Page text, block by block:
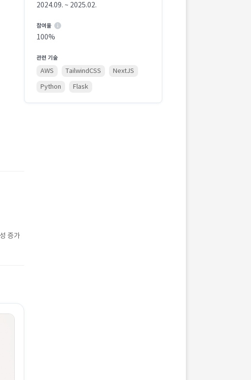
증가
2024.09. ~ 2025.02.
참여율
100%
관련 기술
AWS TailwindCSS
NextJS
Python
Flask